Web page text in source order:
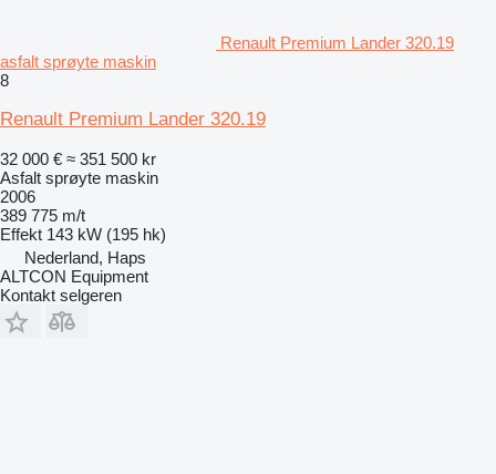
Renault Premium Lander 320.19
asfalt sprøyte maskin
8
Renault Premium Lander 320.19
32 000 € ≈ 351 500 kr
Asfalt sprøyte maskin
2006
389 775 m/t
Effekt 143 kW (195 hk)
Nederland, Haps
ALTCON Equipment
Kontakt selgeren